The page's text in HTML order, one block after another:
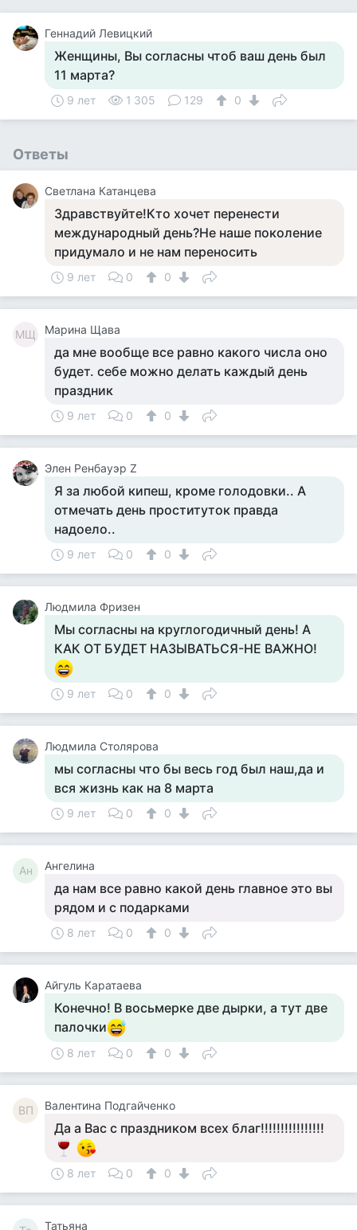
Геннадий Левицкий
Женщины, Вы согласны чтоб ваш день был
11 марта?
9 лет 1 305 129 0
Ответы
Светлана Катанцева
Здравствуйте!Кто хочет перенести
международный день?Не наше поколение
придумало и не нам переносить
9 лет 0 0
МЩ Марина Щава
да мне вообще все равно какого числа оно
будет. себе можно делать каждый день
праздник
9 лет 0 0
Элен Ренбауэр Z
Я за любой кипеш, кроме голодовки.. А
отмечать день проституток правда
надоело..
9 лет 0 0
Людмила Фризен
Мы согласны на круглогодичный день! А
КАК ОТ БУДЕТ НАЗЫВАТЬСЯ-НЕ ВАЖНО!
9 лет 0 0
Людмила Столярова
мы согласны что бы весь год был наш,да и
вся жизнь как на 8 марта
9 лет 0 0
Ан Ангелина
да нам все равно какой день главное это вы
рядом и с подарками
8 лет 0 0
Айгуль Каратаева
Конечно! В восьмерке две дырки, а тут две
палочки
8 лет 0 0
ВП Валентина Подгайченко
Да а Вас с праздником всех благ!!!!!!!!!!!!!!!!
8 лет 0 0
Татьяна